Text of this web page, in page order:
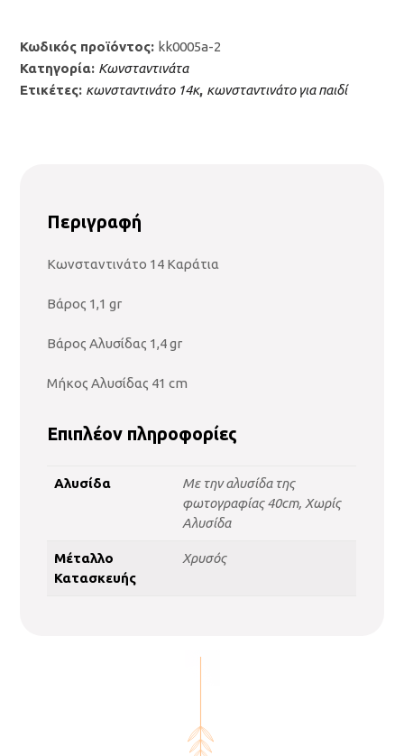
Κωδικός προϊόντος: kk0005a-2
Κατηγορία: Κωνσταντινάτα
Ετικέτες: κωνσταντινάτο 14κ, κωνσταντινάτο για παιδί
Περιγραφή
Κωνσταντινάτο 14 Καράτια
Βάρος 1,1 gr
Βάρος Αλυσίδας 1,4 gr
Μήκος Αλυσίδας 41 cm
Επιπλέον πληροφορίες
Αλυσίδα
Με την αλυσίδα της
φωτογραφίας 40cm, Χωρίς
Αλυσίδα
Μέταλλο
Κατασκευής
Χρυσός